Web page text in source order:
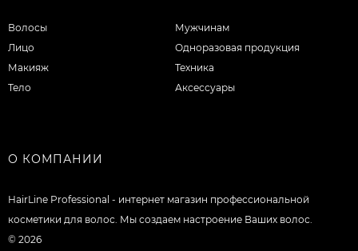
Волосы
Лицо
Макияж
Тело
Мужчинам
Одноразовая продукция
Техника
Аксессуары
О КОМПАНИИ
HairLine Professional - интернет магазин профессиональной
косметики для волос. Мы создаем настроение Ваших волос.
© 2026